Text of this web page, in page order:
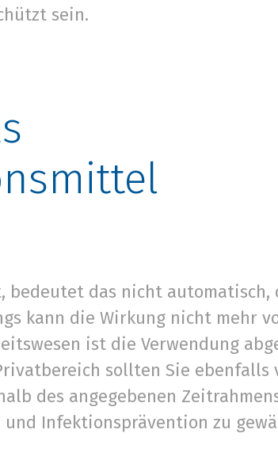
sein.
das nicht automatisch,
kann die Wirkung nicht mehr
ist die Verwendung
sollten Sie ebenfalls
des angegebenen
Infektionsprävention zu